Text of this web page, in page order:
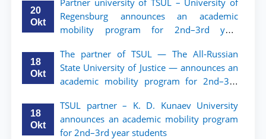
20
Okt
Partner university of TSUL – University of
Regensburg announces an academic
mobility program for 2nd–3rd year
18
Okt
The partner of TSUL — The All‑Russian
State University of Justice — announces an
academic mobility program for 2nd–3rd
of Law
18
Okt
TSUL partner – K. D. Kunaev University
announces an academic mobility program
for 2nd–3rd year students